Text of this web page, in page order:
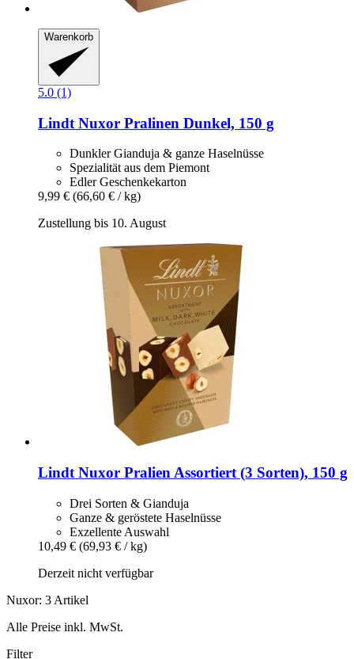
Warenkorb
5.0 (1)
Lindt Nuxor Pralinen Dunkel, 150 g
Dunkler Gianduja & ganze Haselnüsse
Spezialität aus dem Piemont
Edler Geschenkekarton
9,99 € (66,60 € / kg)
Zustellung bis 10. August
Lindt Nuxor Pralien Assortiert (3 Sorten), 150 g
Drei Sorten & Gianduja
Ganze & geröstete Haselnüsse
Exzellente Auswahl
10,49 € (69,93 € / kg)
Derzeit nicht verfügbar
Nuxor: 3 Artikel
Alle Preise inkl. MwSt.
Filter